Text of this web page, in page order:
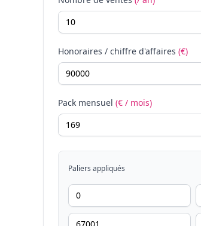
Honoraires / chiffre d'affaires (€)
Pack mensuel (€ / mois)
Paliers appliqués